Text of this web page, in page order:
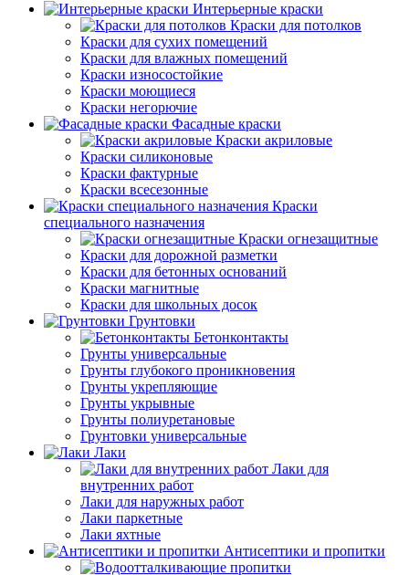
Интерьерные краски
Краски для потолков
Краски для сухих помещений
Краски для влажных помещений
Краски износостойкие
Краски моющиеся
Краски негорючие
Фасадные краски
Краски акриловые
Краски силиконовые
Краски фактурные
Краски всесезонные
Краски
специального назначения
Краски огнезащитные
Краски для дорожной разметки
Краски для бетонных оснований
Краски магнитные
Краски для школьных досок
Грунтовки
Бетонконтакты
Грунты универсальные
Грунты глубокого проникновения
Грунты укрепляющие
Грунты укрывные
Грунты полиуретановые
Грунтовки универсальные
Лаки
Лаки для
внутренних работ
Лаки для наружных работ
Лаки паркетные
Лаки яхтные
Антисептики и пропитки